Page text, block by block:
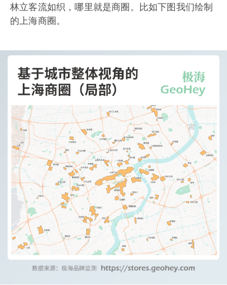
林立客流如织，哪里就是商圈。比如下图我们绘制
的上海商圈。